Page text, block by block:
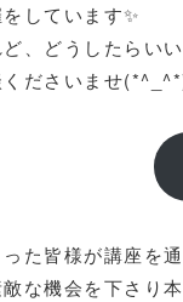
しています✨️
、どうしたらい
ださいませ
た皆様が講座を
な機会を下さり